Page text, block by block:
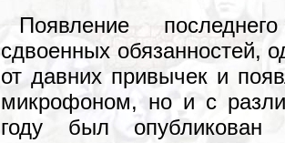
Появление
сдвоенных обязанностей,
от давних привычек и
микрофоном, но и с
году был